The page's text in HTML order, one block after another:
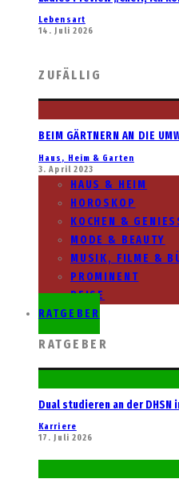
Lebensart
14. Juli 2026
ZUFÄLLIG
BEIM GÄRTNERN AN DIE
Haus, Heim & Garten
3. April 2023
HAUS & HEIM
HOROSKOP
KOCHEN &
MODE & BEAUTY
MUSIK, FILME &
PROMINENT
REISE
RATGEBER
RATGEBER
Dual studieren an der DHSN
Karriere
17. Juli 2026